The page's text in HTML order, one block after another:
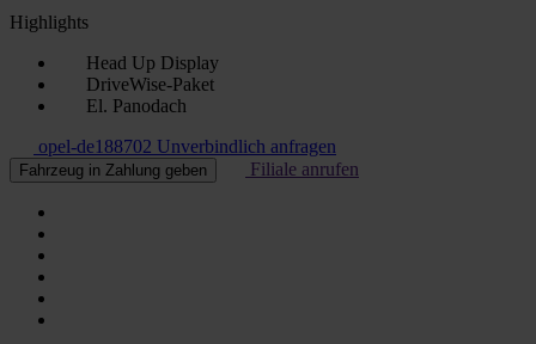
Highlights
Head Up Display
DriveWise-Paket
El. Panodach
opel-de188702 Unverbindlich anfragen
Fahrzeug in Zahlung geben Filiale anrufen